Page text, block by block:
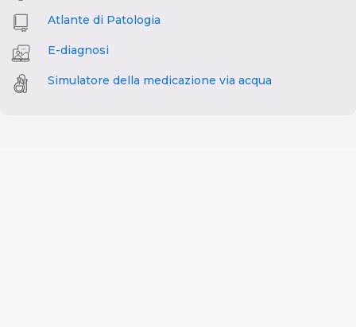
Atlante di Patologia
E-diagnosi
Simulatore della medicazione via acqua